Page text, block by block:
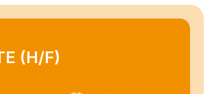
(H/F)